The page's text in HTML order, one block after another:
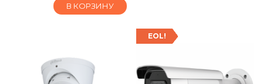
В КОРЗИНУ
EOL!